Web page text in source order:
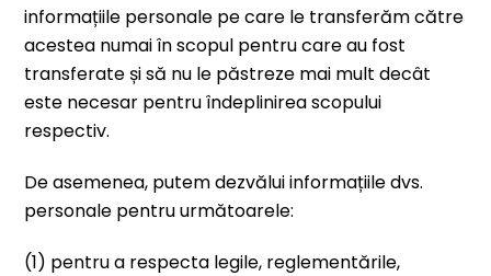
informațiile personale pe care le transferăm către
acestea numai în scopul pentru care au fost
transferate și să nu le păstreze mai mult decât
este necesar pentru îndeplinirea scopului
respectiv.
De asemenea, putem dezvălui informațiile dvs.
personale pentru următoarele:
(1) pentru a respecta legile, reglementările,